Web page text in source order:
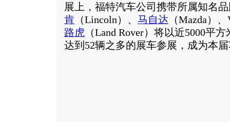
展上，福特汽车公司携带所属知名
肯 （Lincoln）、 马自达 （Mazda）
路虎 （Land Rover）将以近5000平
达到52辆之多的展车参展，成为本